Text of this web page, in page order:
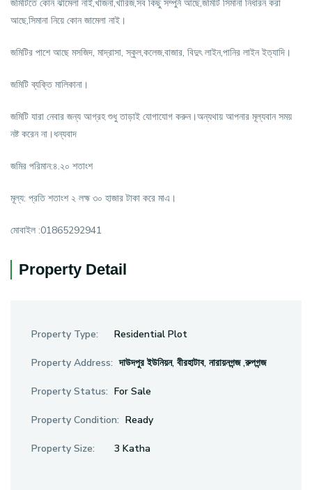
জমিটিতে কোন ঝামেলা নাই,খাজনা,খারিজ,সব কিছু সম্পুর্ন আছে,জমিটি সিমানা নির্ধারন করা
আছে,সিমানা নিয়ে কোন জামেলা নাই।
জমিটির পাশে আছে মসজিদ, মাদ্রাসা, স্কুল,কলেজ,বাজার, বিদুৎ লাইন,পানির লাইন ইত্যাদি।
জমিটি ব্যক্তি মালিকানা।
জমিটি যারা নেবার জন্য আগ্রহ শুধু তাড়াই যোগাযোগ করুন।অন্যথায় আপনার মূল্যবান সময়
নষ্ট করেন না।ধন্যবাদ
জমির পরিমান:৪.২০ শতাংশ
মূল্য: প্রতি শতাংশ ২ লহ্ম ৩০ হাজার টাকা করে মাএ।
মোবাইল :01865292941
Property Detail
Property Type: Residential Plot
Property Address: দাউদপুর ইউনিয়ন, বীরহাটাব, নারায়নগন্জ ,রুপগন্জ
Property Status: For Sale
Property Condition: Ready
Property Size: 3 Katha